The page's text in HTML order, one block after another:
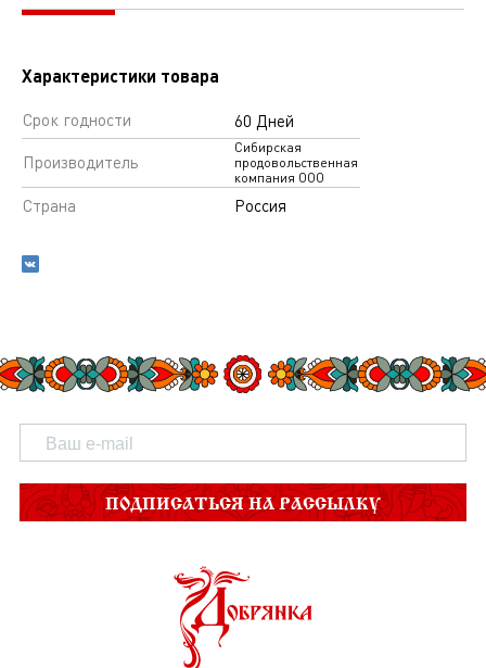
Характеристики товара
Срок годности 60 Дней
Производитель
Сибирская
продовольственная
компания ООО
Страна Россия
ПОДПИСАТЬСЯ НА РАССЫЛКУ